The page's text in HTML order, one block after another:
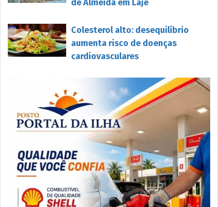
de Almeida em Laje
Colesterol alto: desequilíbrio
aumenta risco de doenças
cardiovasculares